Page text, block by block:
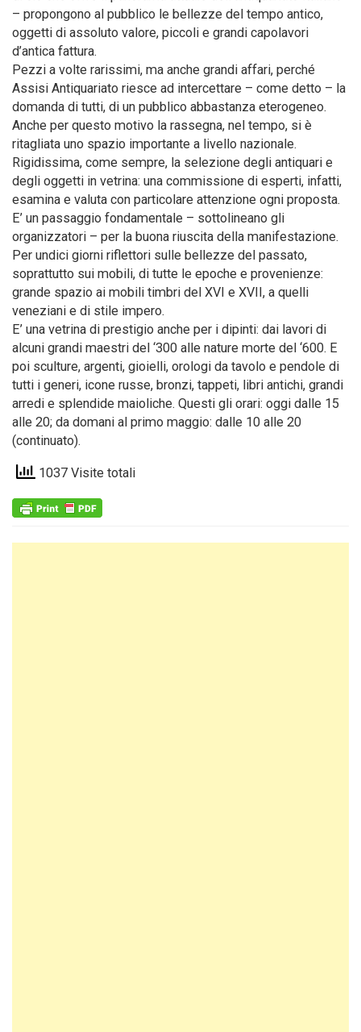
– propongono al pubblico le bellezze del tempo antico,
oggetti di assoluto valore, piccoli e grandi capolavori
d’antica fattura.
Pezzi a volte rarissimi, ma anche grandi affari, perché
Assisi Antiquariato riesce ad intercettare – come detto – la
domanda di tutti, di un pubblico abbastanza eterogeneo.
Anche per questo motivo la rassegna, nel tempo, si è
ritagliata uno spazio importante a livello nazionale.
Rigidissima, come sempre, la selezione degli antiquari e
degli oggetti in vetrina: una commissione di esperti, infatti,
esamina e valuta con particolare attenzione ogni proposta.
E’ un passaggio fondamentale – sottolineano gli
organizzatori – per la buona riuscita della manifestazione.
Per undici giorni riflettori sulle bellezze del passato,
soprattutto sui mobili, di tutte le epoche e provenienze:
grande spazio ai mobili timbri del XVI e XVII, a quelli
veneziani e di stile impero.
E’ una vetrina di prestigio anche per i dipinti: dai lavori di
alcuni grandi maestri del ‘300 alle nature morte del ‘600. E
poi sculture, argenti, gioielli, orologi da tavolo e pendole di
tutti i generi, icone russe, bronzi, tappeti, libri antichi, grandi
arredi e splendide maioliche. Questi gli orari: oggi dalle 15
alle 20; da domani al primo maggio: dalle 10 alle 20
(continuato).
1037 Visite totali